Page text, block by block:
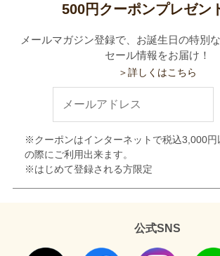
500円クーポンプレゼン
メールマガジン登録で、お誕生日の特別
セール情報をお届け！
＞詳しくはこちら
※クーポンはインターネットで税込3,000円
の際にご利用出来ます。
※はじめて登録される方限定
公式SNS